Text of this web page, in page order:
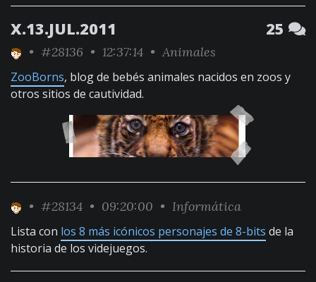
X.13.JUL.2011 25
• #28136 • 12:37:14 • Animales
ZooBorns, blog de bebés animales nacidos en zoos y
otros sitios de cautividad.
• #28134 • 09:20:00 • Informática
Lista con los 8 más icónicos personajes de 8-bits de la
historia de los videjuegos.